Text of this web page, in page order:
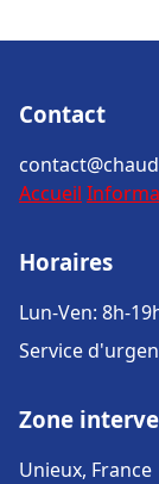
Contact
Accueil
Horaires
Lun-Ven: 8h-
Service
Zone
Unieux, France